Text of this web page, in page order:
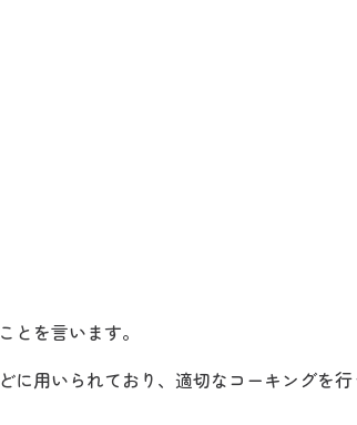
とを言います。
用いられており、適切なコーキングを